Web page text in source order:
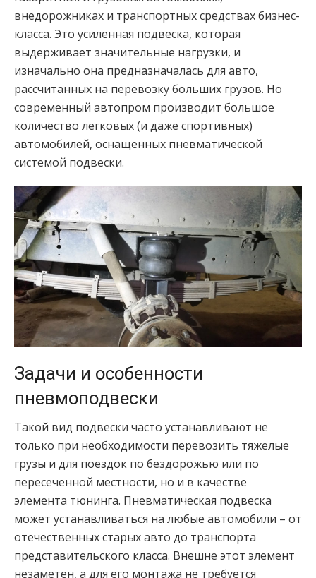
внедорожниках и транспортных средствах бизнес-
класса. Это усиленная подвеска, которая
выдерживает значительные нагрузки, и
изначально она предназначалась для авто,
рассчитанных на перевозку больших грузов. Но
современный автопром производит большое
количество легковых (и даже спортивных)
автомобилей, оснащенных пневматической
системой подвески.
Задачи и особенности
пневмоподвески
Такой вид подвески часто устанавливают не
только при необходимости перевозить тяжелые
грузы и для поездок по бездорожью или по
пересеченной местности, но и в качестве
элемента тюнинга. Пневматическая подвеска
может устанавливаться на любые автомобили – от
отечественных старых авто до транспорта
представительского класса. Внешне этот элемент
незаметен, а для его монтажа не требуется